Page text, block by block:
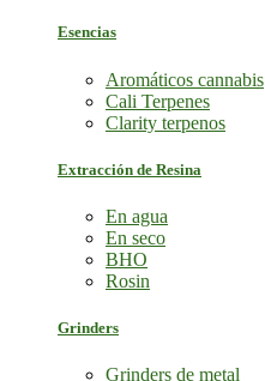
Esencias
Aromáticos cannabis
Cali Terpenes
Clarity terpenos
Extracción de Resina
En agua
En seco
BHO
Rosin
Grinders
Grinders de metal